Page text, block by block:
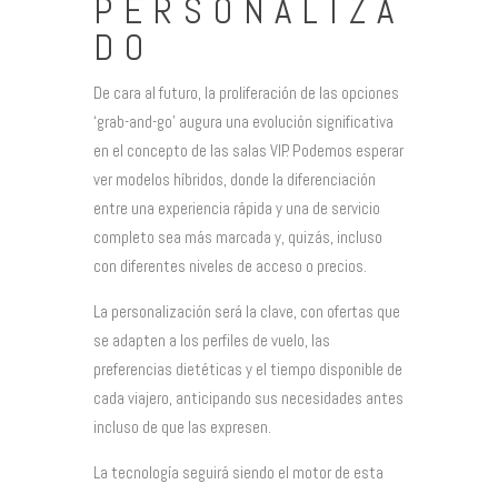
PERSONALIZA
DO
De cara al futuro, la proliferación de las opciones
‘grab-and-go’ augura una evolución significativa
en el concepto de las salas VIP. Podemos esperar
ver modelos híbridos, donde la diferenciación
entre una experiencia rápida y una de servicio
completo sea más marcada y, quizás, incluso
con diferentes niveles de acceso o precios.
La personalización será la clave, con ofertas que
se adapten a los perfiles de vuelo, las
preferencias dietéticas y el tiempo disponible de
cada viajero, anticipando sus necesidades antes
incluso de que las expresen.
La tecnología seguirá siendo el motor de esta